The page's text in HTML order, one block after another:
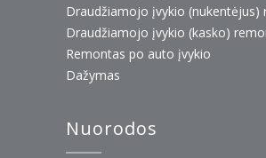
Draudžiamojo įvykio (nukentėjus)
Draudžiamojo įvykio (kasko)
Remontas po auto įvykio
Dažymas
Nuorodos